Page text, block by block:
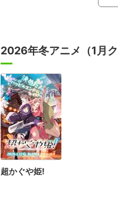
（5分30分ごろ～） 海水
2026年冬アニメ（1月
超かぐや姫!